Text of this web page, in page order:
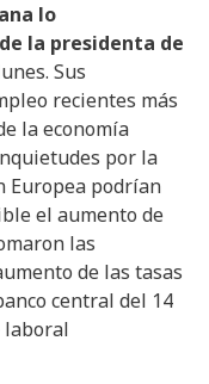
lo
la presidenta de
Sus
recientes más
la economía
por la
Europea podrían
el aumento de
las
de las tasas
central del 14
laboral